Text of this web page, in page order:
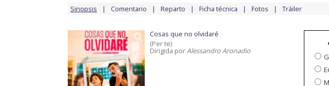
Sinopsis Comentario Reparto Ficha técnica Fotos Tráiler
Cosas que no olvidaré
(Per te)
Dirigida porAlessandro Aronadio